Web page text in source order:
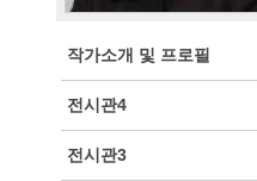
작가소개 및 프로필
전시관4
전시관3